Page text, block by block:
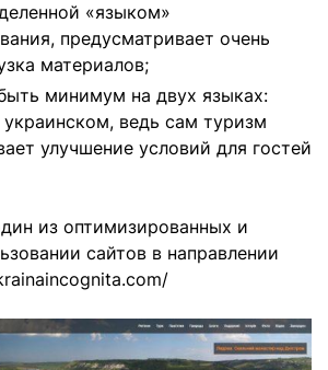
«языком»
предусматривает очень
материалов;
минимум на двух языках:
ведь сам туризм
улучшение условий для гостей
из оптимизированных и
сайтов в направлении